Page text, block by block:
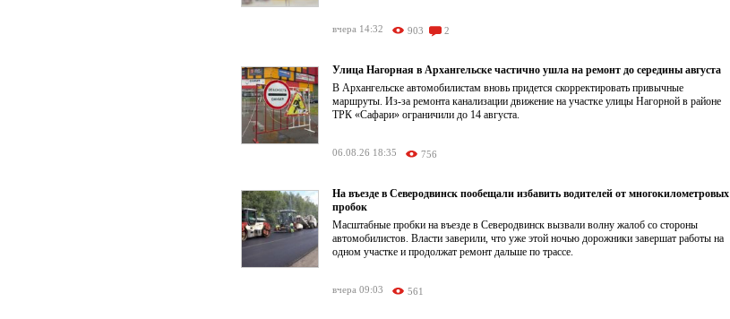
вчера 14:32 903 2
Улица Нагорная в Архангельске частично ушла на ремонт до середины августа
В Архангельске автомобилистам вновь придется скорректировать привычные
маршруты. Из-за ремонта канализации движение на участке улицы Нагорной в районе
ТРК «Сафари» ограничили до 14 августа.
06.08.26 18:35 756
На въезде в Северодвинск пообещали избавить водителей от многокилометровых
пробок
Масштабные пробки на въезде в Северодвинск вызвали волну жалоб со стороны
автомобилистов. Власти заверили, что уже этой ночью дорожники завершат работы на
одном участке и продолжат ремонт дальше по трассе.
вчера 09:03 561